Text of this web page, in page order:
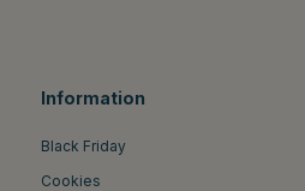
Information
Black Friday
Cookies